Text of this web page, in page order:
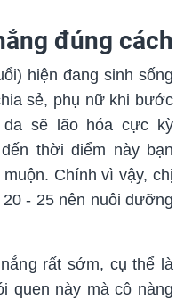
đúng cách
hiện đang sinh sống
sẻ, phụ nữ khi bước
sẽ lão hóa cực kỳ
thời điểm này bạn
Chính vì vậy, chị
- 25 nên nuôi dưỡng
rất sớm, cụ thể là
quen này mà cô nàng